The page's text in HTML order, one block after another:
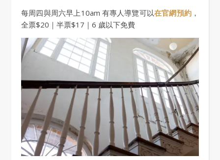
每周四與周六早上10am 有專人導覽可以在官網預約 ，
全票$20｜半票$17｜6 歲以下免費